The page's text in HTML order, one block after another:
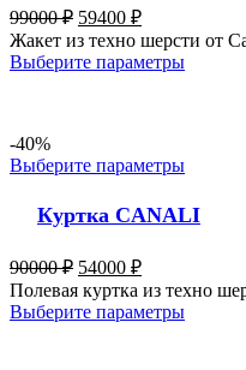
99000₽ 59400 ₽
Жакет из техно шерсти от
Выберите параметры
-40%
Выберите параметры
Куртка CANALI
90000₽ 54000 ₽
Полевая куртка из техно
Выберите параметры